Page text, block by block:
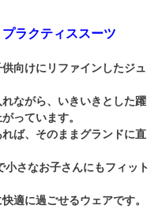
ラクティススーツ
向けにリファインしたジュ
ながら、いきいきとした躍
っています。
ば、そのままグランドに直
さなお子さんにもフィット
適に過ごせるウェアです。